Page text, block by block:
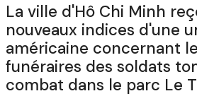
La ville d'Hô Chi Minh
nouveaux indices d'une
américaine concernant
funéraires des soldats
combat dans le parc Le